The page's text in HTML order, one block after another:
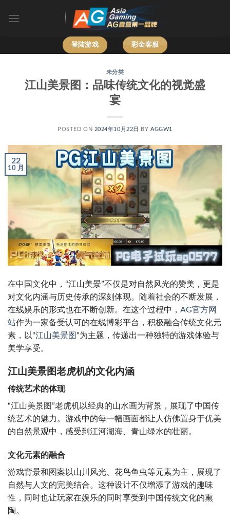
登陆游戏 彩金客服
未分类
江山美景图：品味传统文化的视觉盛
宴
POSTED ON 2024年10月22日 BYAGGW1
22
10 月
在中国文化中，“江山美景”不仅是对自然风光的赞美，更是
对文化内涵与历史传承的深刻体现。随着社会的不断发展，
在线娱乐的形式也在不断创新。在这个过程中， AG官方网
站作为一家备受认可的在线博彩平台，积极融合传统文化元
素，以“江山美景图 ”为主题，传递出一种独特的游戏体验与
美学享受。
江山美景图老虎机的文化内涵
传统艺术的体现
“江山美景图”老虎机以经典的山水画为背景，展现了中国传
统艺术的魅力。游戏中的每一幅画面都让人仿佛置身于优美
的自然景观中，感受到江河湖海、青山绿水的壮丽。
文化元素的融合
游戏背景和图案以山川风光、花鸟鱼虫等元素为主，展现了
自然与人文的完美结合。这种设计不仅增添了游戏的趣味
性，同时也让玩家在娱乐的同时享受到中国传统文化的熏
陶。